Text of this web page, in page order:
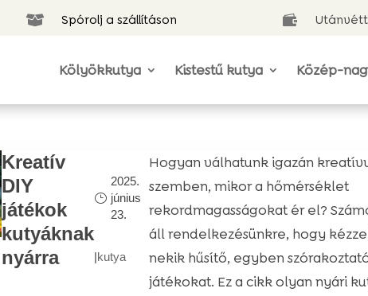
 Spórolj a szállításon 
Kölyökkutya Kistestű kutya Közép-
Kreatív
DIY
játékok
kutyáknak
nyárra
2025.
június
23.
|kutya
Hogyan válhatunk igazán
szemben, mikor a hőmérséklet
rekordmagasságokat ér el?
áll rendelkezésünkre, hogy
nekik hűsítő, egyben
játékokat. Ez a cikk olyan nyári